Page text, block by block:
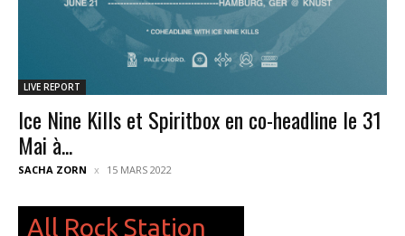
LIVE REPORT
Ice Nine Kills et Spiritbox en co-headline le 31
Mai à...
SACHA ZORN 15 MARS 2022